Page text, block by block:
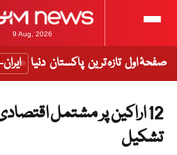
9 Aug, 2026
صفحۂ اول تازہ ترین پاکستان دنیا
12 اراکین پر مشتمل
تشکیل